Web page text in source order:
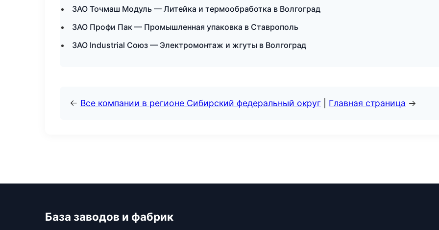
ЗАО Точмаш Модуль — Литейка и термообработка в Волгоград
ЗАО Профи Пак — Промышленная упаковка в Ставрополь
ЗАО Industrial Союз — Электромонтаж и жгуты в Волгоград
← Все компании в регионе Сибирский федеральный округ Главная страница →
База заводов и фабрик